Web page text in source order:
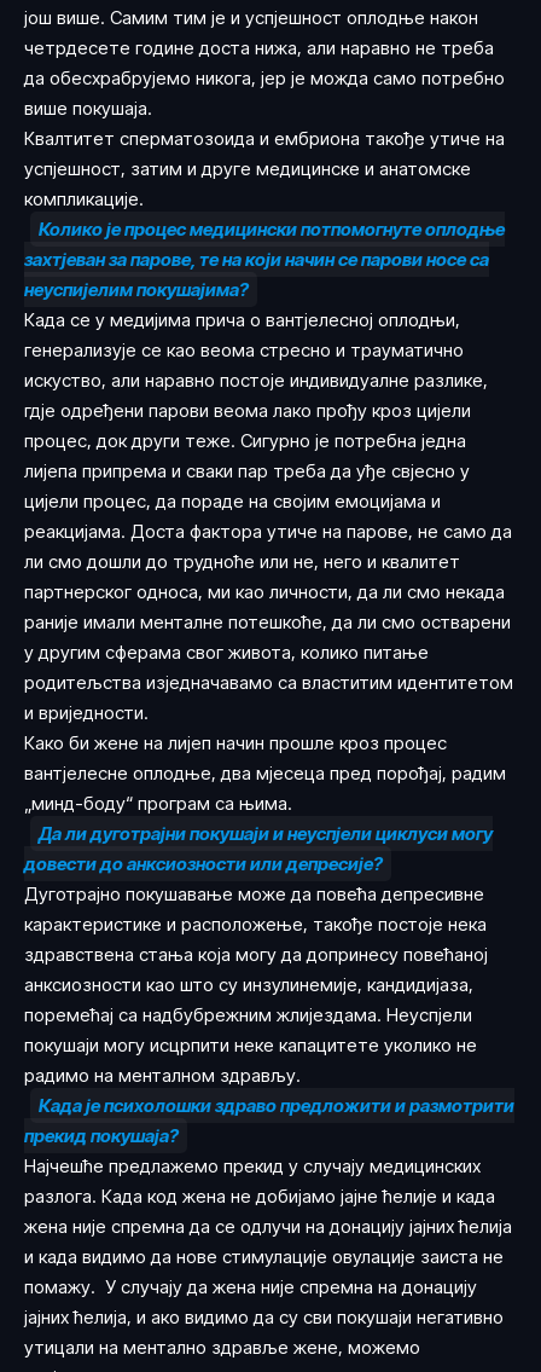
још више. Самим тим је и успјешност оплодње након
четрдесете године доста нижа, али наравно не треба
да обесхрабрујемо никога, јер је можда само потребно
више покушаја.
Квалтитет сперматозоида и ембриона такође утиче на
успјешност, затим и друге медицинске и анатомске
компликације.
Колико је процес медицински потпомогнуте оплодње
захтјеван за парове, те на који начин се парови носе са
неуспијелим покушајима?
Када се у медијима прича о вантјелесној оплодњи,
генерализује се као веома стресно и трауматично
искуство, али наравно постоје индивидуалне разлике,
гдје одређени парови веома лако прођу кроз цијели
процес, док други теже. Сигурно је потребна једна
лијепа припрема и сваки пар треба да уђе свјесно у
цијели процес, да пораде на својим емоцијама и
реакцијама. Доста фактора утиче на парове, не само да
ли смо дошли до трудноће или не, него и квалитет
партнерског односа, ми као личности, да ли смо некада
раније имали менталне потешкоће, да ли смо остварени
у другим сферама свог живота, колико питање
родитељства изједначавамо са властитим идентитетом
и вриједности.
Како би жене на лијеп начин прошле кроз процес
вантјелесне оплодње, два мјесеца пред порођај, радим
„минд-бодy“ програм са њима.
Да ли дуготрајни покушаји и неуспјели циклуси могу
довести до анксиозности или депресије?
Дуготрајно покушавање може да повећа депресивне
карактеристике и расположење, такође постоје нека
здравствена стања која могу да допринесу повећаној
анксиозности као што су инзулинемије, кандидијаза,
поремећај са надбубрежним жлијездама. Неуспјели
покушаји могу исцрпити неке капацитете уколико не
радимо на менталном здрављу.
Када је психолошки здраво предложити и размотрити
прекид покушаја?
Најчешће предлажемо прекид у случају медицинских
разлога. Када код жена не добијамо јајне ћелије и када
жена није спремна да се одлучи на донацију јајних ћелија
и када видимо да нове стимулације овулације заиста не
помажу. У случају да жена није спремна на донацију
јајних ћелија, и ако видимо да су сви покушаји негативно
утицали на ментално здравље жене, можемо